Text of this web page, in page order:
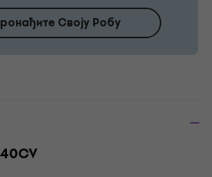
Своју Робу